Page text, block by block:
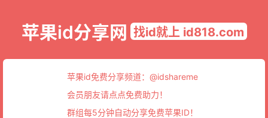
苹果id分享网 找id就上 id818.com
苹果id免费分享频道： @idshareme
会员朋友请点点免费助力！
群组每5分钟自动分享免费苹果ID！